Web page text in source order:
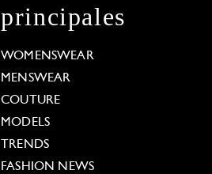
principales
WOMENSWEAR
MENSWEAR
COUTURE
MODELS
TRENDS
FASHION NEWS